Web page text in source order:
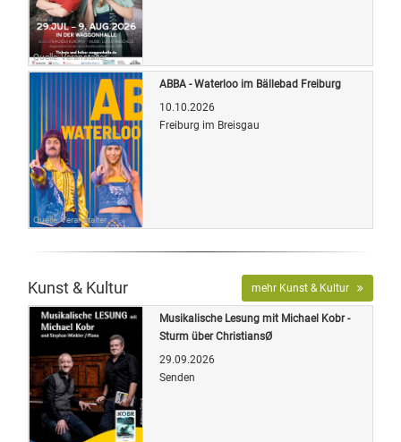
Quelle: Veranstalter
Quelle: Veranstalter
ABBA - Waterloo im Bällebad Freiburg
10.10.2026
Freiburg im Breisgau
Kunst & Kultur mehr Kunst & Kultur
Musikalische Lesung mit Michael Kobr -
Sturm über ChristiansØ
29.09.2026
Senden